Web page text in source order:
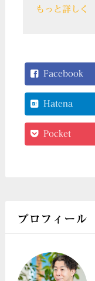
もっと詳しく
Facebook
Hatena
Pocket
プロフィール